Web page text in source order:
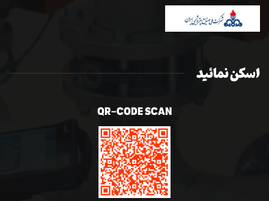
اسکن نمائید
QR-CODE SCAN